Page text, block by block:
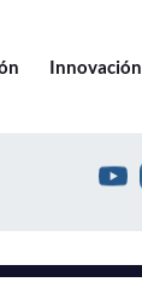
Innovación